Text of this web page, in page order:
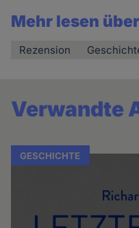
Mehr lesen
Rezension
Verwandte
GESCHICHTE